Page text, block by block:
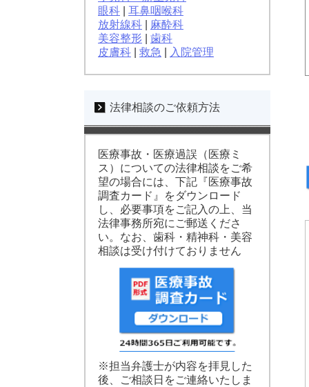
眼科
耳鼻咽喉科
放射線科
麻酔科
美容整形
歯科
皮膚科
救急 入院管理
法律相談のご依頼方法
医療事故・医療過誤（医療ミ
ス）についての法律相談をご希
望の場合には、下記『医療事故
調査カード』をダウンロード
し、必要事項をご記入の上、当
法律事務所宛にご郵送くださ
い。なお、歯科・精神科・美容
相談は受け付けておりません
※担当弁護士が内容を拝見した
後、ご相談日をご連絡いたしま